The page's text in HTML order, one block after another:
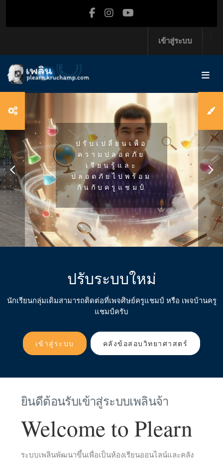
เข้าสู่ระบบ
ปรับเปลี่ยนเพื่อ
ความปลอดภัย
เรียนรู้และ
ปลอดภัยไปพร้อม
กันกับครูแชมป์
ปรับระบบใหม่
นักเรียนกลุ่มเดิมสามารถติดต่อที่เพจศิษย์ครูแชมป์ หรือ เพจบ้านครู
แชมป์ครับ
เข้าสู่ระบบ คลังข้อสอบวิทยาศาสตร์
ยินดีต้อนรับเข้าสู่ระบบเพลินจ้า
Welcome to Plearn
ระบบเพลินพัฒนาขึ้นเพื่อเป็นห้องเรียนออนไลน์และคลัง